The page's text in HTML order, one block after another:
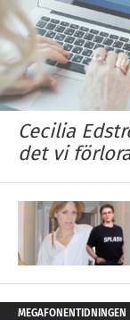
Cecilia
det vi
MEGAFONENTIDNINGEN